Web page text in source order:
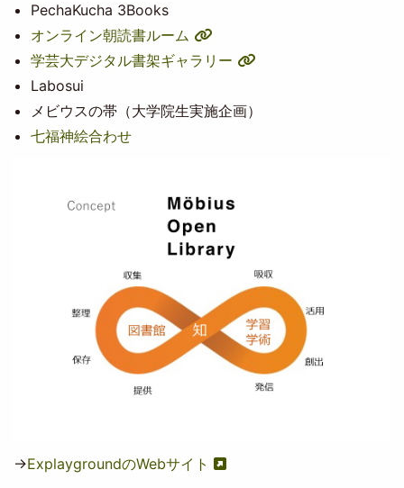
PechaKucha 3Books
オンライン朝読書ルーム
学芸大デジタル書架ギャラリー
Labosui
メビウスの帯（大学院生実施企画）
七福神絵合わせ
→ExplaygroundのWebサイト